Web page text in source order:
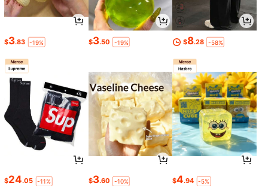
$3.83 -19% $3.50 -19% $8.28 -58%
$24.05 -11% $3.60 -10% $4.94 -5%